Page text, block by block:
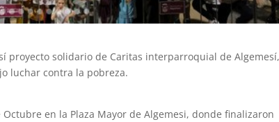
proyecto solidario de Caritas interparroquial de
luchar contra la pobreza.
Octubre en la Plaza Mayor de Algemesi, donde finalizaron